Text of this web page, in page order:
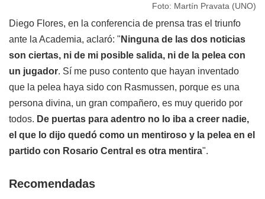
Foto: Martín Pravata (UNO)
Diego Flores, en la conferencia de prensa tras el triunfo
ante la Academia, aclaró: " Ninguna de las dos noticias
son ciertas, ni de mi posible salida, ni de la pelea con
un jugador. Sí me puso contento que hayan inventado
que la pelea haya sido con Rasmussen, porque es una
persona divina, un gran compañero, es muy querido por
todos. De puertas para adentro no lo iba a creer nadie,
el que lo dijo quedó como un mentiroso y la pelea en el
partido con Rosario Central es otra mentira".
Recomendadas